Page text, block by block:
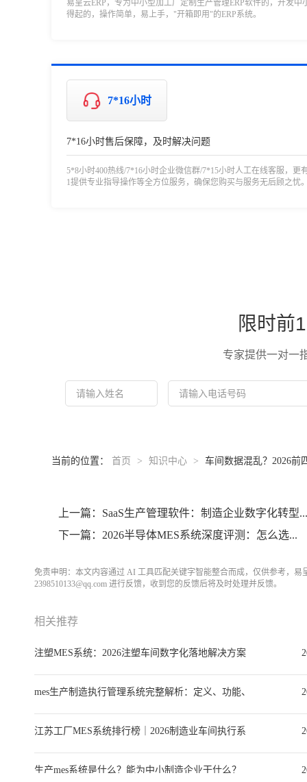
易呈云ERP，专为中小型加工厂定制生产管理ERP软件的，开发中
得起的，操作简单，易上手，"开箱即用"的ERP系统。
7*16小时
7*16小时售后保障，及时解决问题
5*8小时400热线/7*16小时企业微信群/7*15小时人工在线客服，更
1提供专业指导操作等全方位服务，确保您购买与服务无后顾之忧
限时前
专家提供一对一
当前的位置： 首页 > 知识中心 > 车间数据混乱？2026前
上一篇：SaaS生产管理软件：制造企业数字化转型...
下一篇：2026半导体MES系统深度评测：怎么选...
免责申明：本文内容通过 AI 工具匹配关键字智能整合而成，仅供参考，
2398510133@qq.com 进行反馈，收到您的反馈后将及时处理并反馈。
相关推荐
注塑MES系统：2026注塑车间数字化落地解决方案
mes生产制造执行管理系统完整解析：定义、功能、
江苏工厂MES系统排行榜｜2026制造业车间执行系
生产mes系统是什么？能为中小制造企业干什么？